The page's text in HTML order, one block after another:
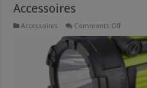
Accessoires
Accessoires Comments Offon